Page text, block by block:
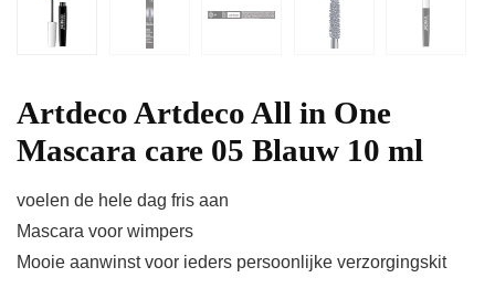
Artdeco Artdeco All in One
Mascara care 05 Blauw 10 ml
voelen de hele dag fris aan
Mascara voor wimpers
Mooie aanwinst voor ieders persoonlijke verzorgingskit